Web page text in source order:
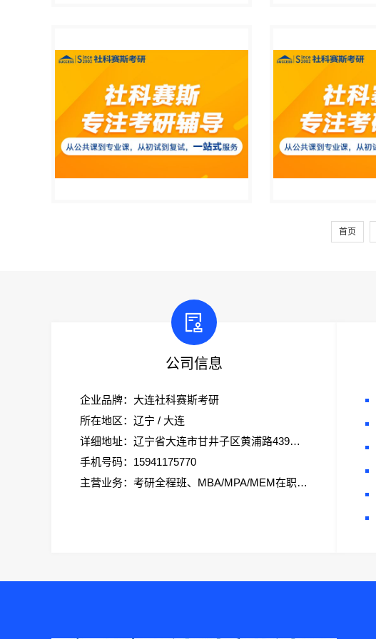
首页
公司信息
企业品牌：大连社科赛斯考研
所在地区：辽宁 / 大连
详细地址：辽宁省大连市甘井子区黄浦路439号科技创业大厦2楼社科赛斯考研
手机号码：15941175770
主营业务：考研全程班、MBA/MPA/MEM在职考研、会计专硕、考研集训营